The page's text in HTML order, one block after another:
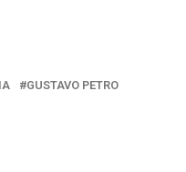
GUSTAVO PETRO